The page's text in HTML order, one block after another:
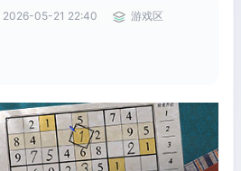
2026-05-21 22:40
游戏区